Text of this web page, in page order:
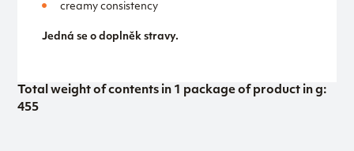
creamy consistency
Jedná se o doplněk stravy.
Total weight of contents in 1 package of product in g:
455